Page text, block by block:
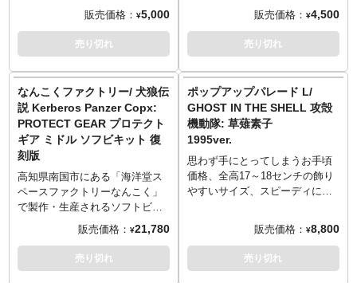
ティを追及しています。全身の
塗装は通常版（フライトユニッ
ト装備）と同様に美麗なグロス
加えて各部の丸型ディテールが
メタリック塗装にアップグレー
ド！「ロボ道 グリフォン アク
アユニット装備」にはプレイア
ビリティを向上させる様々なギ
ミックも搭載。コクピット露出
のための胸部パーツのリフトア
ップ、パイロットシートへの
「バド」フィギュアを搭乗、コ
クピット内部が覗けるリフトア
ップなど、メカ＆ロボットのフ
ィギュアで楽しみなギミックを
網羅しています。
ィブアーマー部分や、流れるよ
うな面で構成される頭部や首回
りなど見所満載。2号機、3号機
る光景を作り上げてください。
※こちらは未塗装のプラモデル
となり、画像は塗装済みの作例
となります。
©HEADGEAR
ラクレス21」、そして方舟を警
備するガードロボット「カルデ
ィア」がセットで登場！ ・ヘラ
クレス全高約125mm、カルディ
3体付属。 ・ヘラクレスはOVA
や劇場版に登場したバージョン
を一部新規造形で再現。 ・各成
形色と彩色済みパーツ、水転写
デカールにより組み立てるだけ
でイメージに近い色分けを再
現。
販売価格： ¥5,000
売り切れ
ネットワーク・システムを搭載
した最新鋭レイバーでありAV-98
の後継機種「AV-0ピースメーカ
スティック、専用シールドが付
属。胸部カバーが展開しリボル
バーカノンの引き抜きポーズを
再現。また一部パーツ差し替え
により、スタンスティック収納
部展開状態およびOVA版で見せ
た「貫手」アクションも可能で
機・2号機を再現する水転写デカ
ールが付属し、更に彩色済みパ
ーツより、組み立てるだけでイ
販売価格： ¥4,500
売り切れ
なんこくファクトリー/ 犬狼伝
説 Kerberos Panzer Copx:
PROTECT GEAR プロテクト
ギア ミドル ソフビキット 復
刻版
高知県南国市にある「海洋堂ス
ペースファクトリーなんこく」
で製作・生産されるソフトビニ
ール製ガレージキットシリー
ズ。海洋堂の往年の名作から最
新作まで、多種多様なものが
日々生み出されるオールジャパ
販売価格： ¥21,780
売り切れ
ポップアップパレード L/
GHOST IN THE SHELL 攻殻
機動隊: 草薙素子
1995ver.
思わず手にとってしまうお手頃
価格、全高17～18センチの飾り
やすいサイズ、スピーディにお
ギュアシリーズ「POP UP
PARADE」。さらに新しいシゲ
キを追求し、大型化した「ポッ
販売価格： ¥8,800
売り切れ